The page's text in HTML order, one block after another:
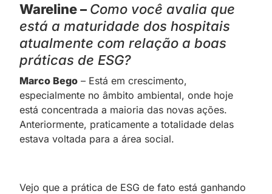
Wareline – Como você avalia que
está a maturidade dos hospitais
atualmente com relação a boas
práticas de ESG?
Marco Bego – Está em crescimento,
especialmente no âmbito ambiental, onde hoje
está concentrada a maioria das novas ações.
Anteriormente, praticamente a totalidade delas
estava voltada para a área social.
Vejo que a prática de ESG de fato está ganhando